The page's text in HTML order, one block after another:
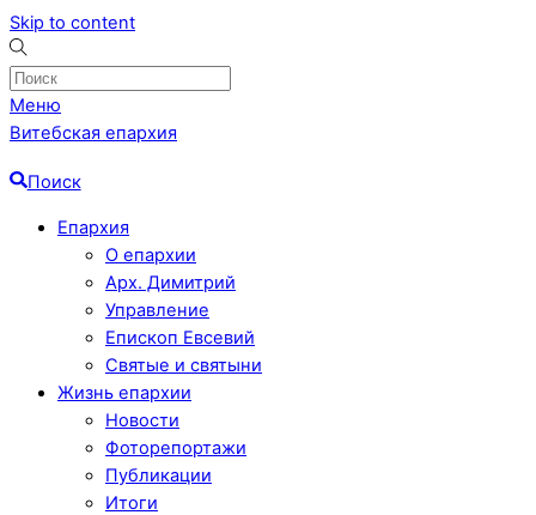
Skip to content
Меню
Витебская епархия
Поиск
Епархия
О епархии
Арх. Димитрий
Управление
Епископ Евсевий
Святые и святыни
Жизнь епархии
Новости
Фоторепортажи
Публикации
Итоги